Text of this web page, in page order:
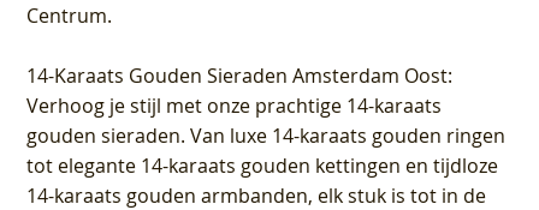
Centrum.
14-Karaats Gouden Sieraden Amsterdam Oost:
Verhoog je stijl met onze prachtige 14-karaats
gouden sieraden. Van luxe 14-karaats gouden ringen
tot elegante 14-karaats gouden kettingen en tijdloze
14-karaats gouden armbanden, elk stuk is tot in de